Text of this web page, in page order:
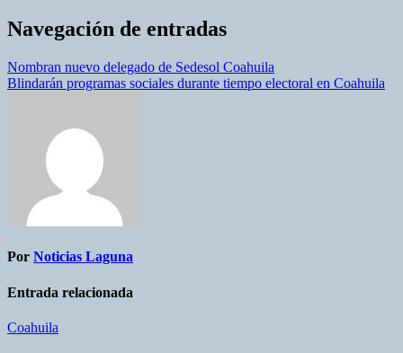
Navegación de entradas
Nombran nuevo delegado de Sedesol Coahuila
Blindarán programas sociales durante tiempo electoral en Coahuila
Por Noticias Laguna
Entrada relacionada
Coahuila